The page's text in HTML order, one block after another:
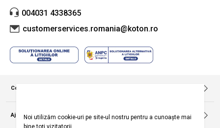
Companie
Politica privind utilizarea modulelor de tip cookie
Termeni și condiții pentru campania
Ajutor
004031 4338365
customerservices.romania@koton.ro